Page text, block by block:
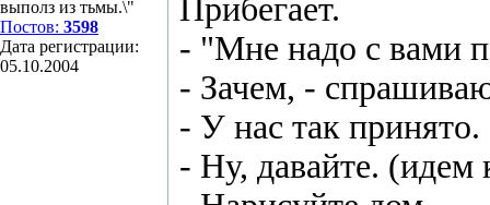
выполз из тьмы.\"
Постов: 3598
Дата регистрации:
05.10.2004
Прибегает.
- "Мне надо с вами
- Зачем, -
- У нас так принято.
- Ну, давайте. (идем